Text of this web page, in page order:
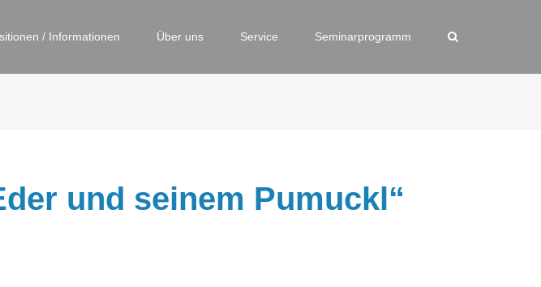
/ Informationen Über uns Service Seminarprogramm
und seinem Pumuckl“